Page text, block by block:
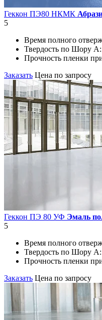
Геккон ПЭ80 НКМК
5
Время полного
Твердость по Шору А:
Прочность пленки
Заказать Цена по запросу
Геккон ПЭ 80 УФ Эмаль
5
Время полного
Твердость по Шору А:
Прочность пленки
Заказать Цена по запросу